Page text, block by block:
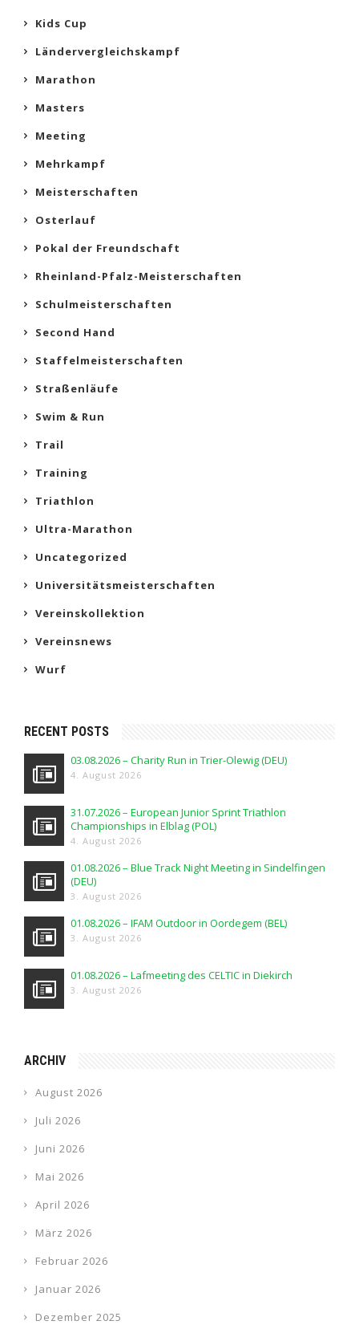
Kids Cup
Ländervergleichskampf
Marathon
Masters
Meeting
Mehrkampf
Meisterschaften
Osterlauf
Pokal der Freundschaft
Rheinland-Pfalz-Meisterschaften
Schulmeisterschaften
Second Hand
Staffelmeisterschaften
Straßenläufe
Swim & Run
Trail
Training
Triathlon
Ultra-Marathon
Uncategorized
Universitätsmeisterschaften
Vereinskollektion
Vereinsnews
Wurf
RECENT POSTS
03.08.2026 – Charity Run in Trier-Olewig (DEU)
4. August 2026
31.07.2026 – European Junior Sprint Triathlon
Championships in Elblag (POL)
4. August 2026
01.08.2026 – Blue Track Night Meeting in Sindelfingen
(DEU)
3. August 2026
01.08.2026 – IFAM Outdoor in Oordegem (BEL)
3. August 2026
01.08.2026 – Lafmeeting des CELTIC in Diekirch
3. August 2026
ARCHIV
August 2026
Juli 2026
Juni 2026
Mai 2026
April 2026
März 2026
Februar 2026
Januar 2026
Dezember 2025